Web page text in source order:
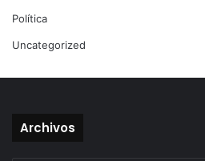
Política
Uncategorized
Archivos